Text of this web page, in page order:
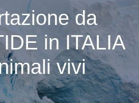
da
in ITALIA
vivi